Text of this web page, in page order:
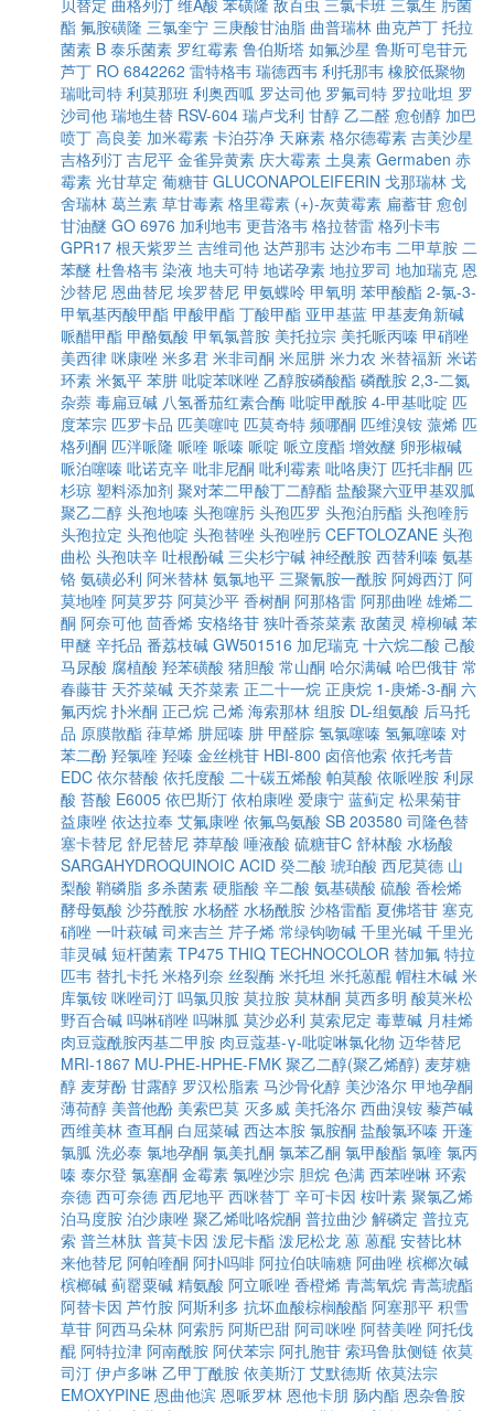
贝替定 曲格列汀 维A酸 苯磺隆 敌百虫 三氯卡班 三氯生 肟菌
酯 氟胺磺隆 三氯奎宁 三庚酸甘油脂 曲普瑞林 曲克芦丁 托拉
菌素 B 泰乐菌素 罗红霉素 鲁伯斯塔 如氟沙星 鲁斯可皂苷元
芦丁 RO 6842262 雷特格韦 瑞德西韦 利托那韦 橡胶低聚物
瑞吡司特 利莫那班 利奥西呱 罗达司他 罗氟司特 罗拉吡坦 罗
沙司他 瑞地生替 RSV-604 瑞卢戈利 甘醇 乙二醛 愈创醇 加巴
喷丁 高良姜 加米霉素 卡泊芬净 天麻素 格尔德霉素 吉美沙星
吉格列汀 吉尼平 金雀异黄素 庆大霉素 土臭素 Germaben 赤
霉素 光甘草定 葡糖苷 GLUCONAPOLEIFERIN 戈那瑞林 戈
舍瑞林 葛兰素 草甘毒素 格里霉素 (+)-灰黄霉素 扁蓄苷 愈创
甘油醚 GO 6976 加利地韦 更昔洛韦 格拉替雷 格列卡韦
GPR17 根天紫罗兰 吉维司他 达芦那韦 达沙布韦 二甲草胺 二
苯醚 杜鲁格韦 染液 地夫可特 地诺孕素 地拉罗司 地加瑞克 恩
沙替尼 恩曲替尼 埃罗替尼 甲氨蝶呤 甲氧明 苯甲酸酯 2-氯-3-
甲氧基丙酸甲酯 甲酸甲酯 丁酸甲酯 亚甲基蓝 甲基麦角新碱
哌醋甲酯 甲酪氨酸 甲氧氯普胺 美托拉宗 美托哌丙嗪 甲硝唑
美西律 咪康唑 米多君 米非司酮 米屈肼 米力农 米替福新 米诺
环素 米氮平 苯肼 吡啶苯咪唑 乙醇胺磷酸酯 磷酰胺 2,3-二氮
杂萘 毒扁豆碱 八氢番茄红素合酶 吡啶甲酰胺 4-甲基吡啶 匹
度苯宗 匹罗卡品 匹美噻吨 匹莫奇特 频哪酮 匹维溴铵 蒎烯 匹
格列酮 匹泮哌隆 哌喹 哌嗪 哌啶 哌立度酯 增效醚 卵形椒碱
哌泊噻嗪 吡诺克辛 吡非尼酮 吡利霉素 吡咯庚汀 匹托非酮 匹
杉琼 塑料添加剂 聚对苯二甲酸丁二醇酯 盐酸聚六亚甲基双胍
聚乙二醇 头孢地嗪 头孢噻肟 头孢匹罗 头孢泊肟酯 头孢喹肟
头孢拉定 头孢他啶 头孢替唑 头孢唑肟 CEFTOLOZANE 头孢
曲松 头孢呋辛 吐根酚碱 三尖杉宁碱 神经酰胺 西替利嗪 氨基
铬 氨磺必利 阿米替林 氨氯地平 三聚氰胺一酰胺 阿姆西汀 阿
莫地喹 阿莫罗芬 阿莫沙平 香树酮 阿那格雷 阿那曲唑 雄烯二
酮 阿奈可他 茴香烯 安格络苷 狭叶香茶菜素 敌菌灵 樟柳碱 苯
甲醚 辛托品 番荔枝碱 GW501516 加尼瑞克 十六烷二酸 己酸
马尿酸 腐植酸 羟苯磺酸 猪胆酸 常山酮 哈尔满碱 哈巴俄苷 常
春藤苷 天芥菜碱 天芥菜素 正二十一烷 正庚烷 1-庚烯-3-酮 六
氟丙烷 扑米酮 正己烷 己烯 海索那林 组胺 DL-组氨酸 后马托
品 原膜散酯 葎草烯 肼屈嗪 肼 甲醛腙 氢氯噻嗪 氢氟噻嗪 对
苯二酚 羟氯喹 羟嗪 金丝桃苷 HBI-800 卤倍他索 依托考昔
EDC 依尔替酸 依托度酸 二十碳五烯酸 帕莫酸 依哌唑胺 利尿
酸 苔酸 E6005 依巴斯汀 依柏康唑 爱康宁 蓝蓟定 松果菊苷
益康唑 依达拉奉 艾氟康唑 依氟鸟氨酸 SB 203580 司隆色替
塞卡替尼 舒尼替尼 莽草酸 唾液酸 硫糖苷C 舒林酸 水杨酸
SARGAHYDROQUINOIC ACID 癸二酸 琥珀酸 西尼莫德 山
梨酸 鞘磷脂 多杀菌素 硬脂酸 辛二酸 氨基磺酸 硫酸 香桧烯
酵母氨酸 沙芬酰胺 水杨醛 水杨酰胺 沙格雷酯 夏佛塔苷 塞克
硝唑 一叶萩碱 司来吉兰 芹子烯 常绿钩吻碱 千里光碱 千里光
菲灵碱 短杆菌素 TP475 THIQ TECHNOCOLOR 替加氟 特拉
匹韦 替扎卡托 米格列奈 丝裂酶 米托坦 米托蒽醌 帽柱木碱 米
库氯铵 咪唑司汀 吗氯贝胺 莫拉胺 莫林酮 莫西多明 酸莫米松
野百合碱 吗啉硝唑 吗啉胍 莫沙必利 莫索尼定 毒蕈碱 月桂烯
肉豆蔻酰胺丙基二甲胺 肉豆蔻基-γ-吡啶啉氯化物 迈华替尼
MRI-1867 MU-PHE-HPHE-FMK 聚乙二醇(聚乙烯醇) 麦芽糖
醇 麦芽酚 甘露醇 罗汉松脂素 马沙骨化醇 美沙洛尔 甲地孕酮
薄荷醇 美普他酚 美索巴莫 灭多威 美托洛尔 西曲溴铵 藜芦碱
西维美林 查耳酮 白屈菜碱 西达本胺 氯胺酮 盐酸氯环嗪 开蓬
氯胍 洗必泰 氯地孕酮 氯美扎酮 氯苯乙酮 氯甲酸酯 氯喹 氯丙
嗪 泰尔登 氯塞酮 金霉素 氯唑沙宗 胆烷 色满 西苯唑啉 环索
奈德 西可奈德 西尼地平 西咪替丁 辛可卡因 桉叶素 聚氯乙烯
泊马度胺 泊沙康唑 聚乙烯吡咯烷酮 普拉曲沙 解磷定 普拉克
索 普兰林肽 普莫卡因 泼尼卡酯 泼尼松龙 蒽 蒽醌 安替比林
来他替尼 阿帕喹酮 阿扑吗啡 阿拉伯呋喃糖 阿曲唑 槟榔次碱
槟榔碱 蓟罂粟碱 精氨酸 阿立哌唑 香橙烯 青蒿氧烷 青蒿琥酯
阿替卡因 芦竹胺 阿斯利多 抗坏血酸棕榈酸酯 阿塞那平 积雪
草苷 阿西马朵林 阿索肟 阿斯巴甜 阿司咪唑 阿替美唑 阿托伐
醌 阿特拉津 阿南酰胺 阿伏苯宗 阿扎胞苷 索玛鲁肽侧链 依莫
司汀 伊卢多啉 乙甲丁酰胺 依美斯汀 艾默德斯 依莫法宗
EMOXYPINE 恩曲他滨 恩哌罗林 恩他卡朋 肠内酯 恩杂鲁胺